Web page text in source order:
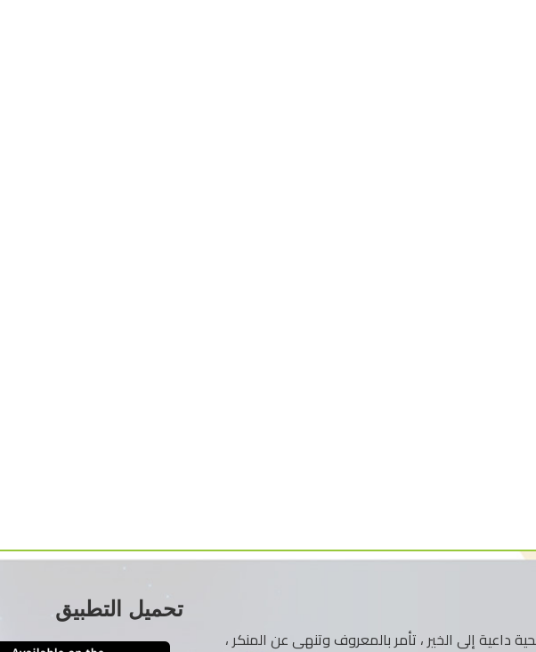
داعية إلى الخير ، تأمر بالمعروف وتنهى عن المنكر ،
تحميل التطبيق